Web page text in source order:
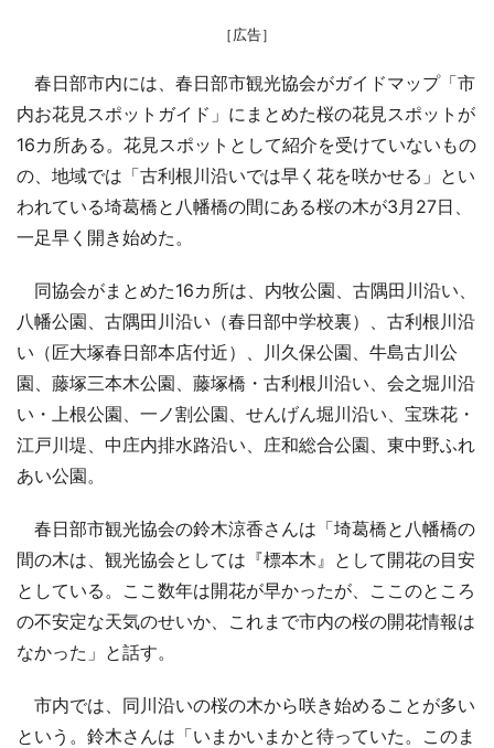
［広告］
春日部市内には、春日部市観光協会がガイドマップ「市
内お花見スポットガイド」にまとめた桜の花見スポットが
16カ所ある。花見スポットとして紹介を受けていないもの
の、地域では「古利根川沿いでは早く花を咲かせる」とい
われている埼葛橋と八幡橋の間にある桜の木が3月27日、
一足早く開き始めた。
同協会がまとめた16カ所は、内牧公園、古隅田川沿い、
八幡公園、古隅田川沿い（春日部中学校裏）、古利根川沿
い（匠大塚春日部本店付近）、川久保公園、牛島古川公
園、藤塚三本木公園、藤塚橋・古利根川沿い、会之堀川沿
い・上根公園、一ノ割公園、せんげん堀川沿い、宝珠花・
江戸川堤、中庄内排水路沿い、庄和総合公園、東中野ふれ
あい公園。
春日部市観光協会の鈴木涼香さんは「埼葛橋と八幡橋の
間の木は、観光協会としては『標本木』として開花の目安
としている。ここ数年は開花が早かったが、ここのところ
の不安定な天気のせいか、これまで市内の桜の開花情報は
なかった」と話す。
市内では、同川沿いの桜の木から咲き始めることが多い
という。鈴木さんは「いまかいまかと待っていた。このま